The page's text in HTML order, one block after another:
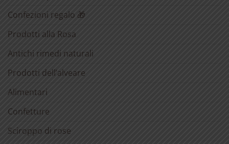
Confezioni regalo 🎁
Prodotti alla Rosa
Antichi rimedi naturali
Prodotti dell’alveare
Alimentari
Confetture
Sciroppo di rose